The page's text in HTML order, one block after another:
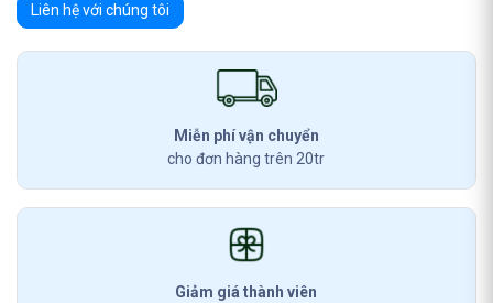
Liên hệ với chúng tôi
Miễn phí vận chuyển
cho đơn hàng trên 20tr
Giảm giá thành viên